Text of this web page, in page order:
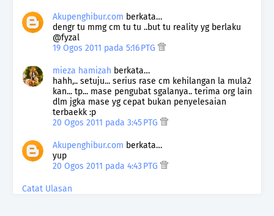
Akupenghibur.com berkata…
dengr tu mmg cm tu tu ..but tu reality yg berlaku
@fyzal
19 Ogos 2011 pada 5:16 PTG
mieza hamizah berkata…
hahh,.. setuju... serius rase cm kehilangan la mula2
kan... tp... mase pengubat sgalanya.. terima org lain
dlm jgka mase yg cepat bukan penyelesaian
terbaekk :p
20 Ogos 2011 pada 3:45 PTG
Akupenghibur.com berkata…
yup
20 Ogos 2011 pada 4:43 PTG
Catat Ulasan